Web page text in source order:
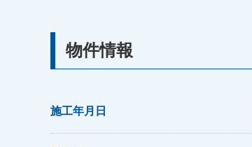
物件情報
施工年月日